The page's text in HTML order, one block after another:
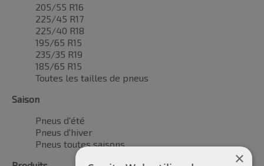
205/55 R16
225/45 R17
225/40 R18
195/65 R15
235/35 R19
185/65 R15
Toutes les tailles de pneus
Saison
Pneus d'été
Pneus d'hiver
Pneus toutes saisons
×